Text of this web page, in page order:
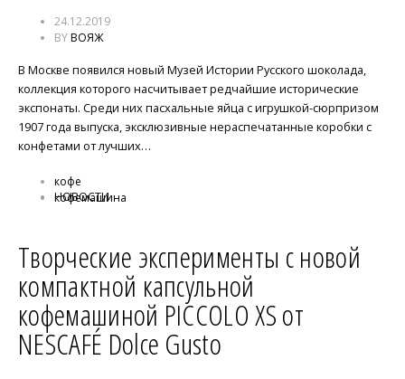
24.12.2019
BYВОЯЖ
В Москве появился новый Музей Истории Русского шоколада,
коллекция которого насчитывает редчайшие исторические
экспонаты. Среди них пасхальные яйца с игрушкой-сюрпризом
1907 года выпуска, эксклюзивные нераспечатанные коробки с
конфетами от лучших…
НОВОСТИ
кофе
кофемашина
Творческие эксперименты с новой
компактной капсульной
кофемашиной PICCOLO XS от
NESCAFÉ Dolce Gusto